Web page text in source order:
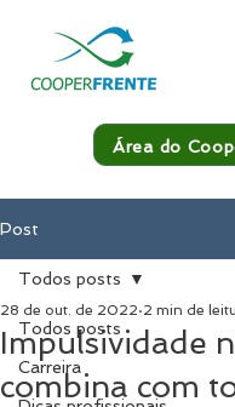
Área do
Post
Todos posts
Carreira
Todos posts
Impulsividade
combina com
28 de out. de 2022 2 min de